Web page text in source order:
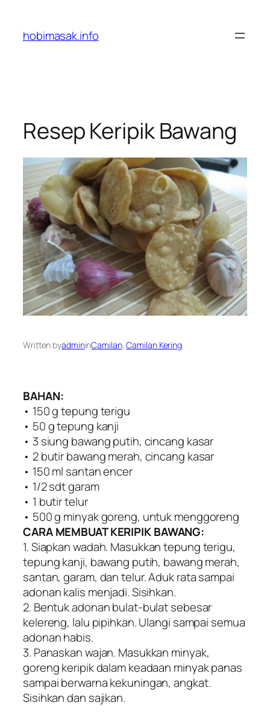
content
hobimasak.info
Resep Keripik Bawang
Written byadmininCamilan, Camilan Kering
BAHAN:
• 150 g tepung terigu
• 50 g tepung kanji
• 3 siung bawang putih, cincang kasar
• 2 butir bawang merah, cincang kasar
• 150 ml santan encer
• 1/2 sdt garam
• 1 butir telur
• 500 g minyak goreng, untuk menggoreng
CARA MEMBUAT KERIPIK BAWANG:
1. Siapkan wadah. Masukkan tepung terigu,
tepung kanji, bawang putih, bawang merah,
santan, garam, dan telur. Aduk rata sampai
adonan kalis menjadi. Sisihkan.
2. Bentuk adonan bulat-bulat sebesar
kelereng, lalu pipihkan. Ulangi sampai semua
adonan habis.
3. Panaskan wajan. Masukkan minyak,
goreng keripik dalam keadaan minyak panas
sampai berwarna kekuningan, angkat.
Sisihkan dan sajikan.